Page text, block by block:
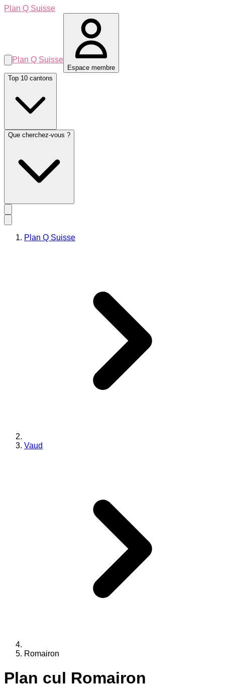
Plan Q Suisse
Plan Q Suisse
Espace membre
Top 10 cantons
Que cherchez-vous ?
Plan Q Suisse
Vaud
Romairon
Plan cul Romairon